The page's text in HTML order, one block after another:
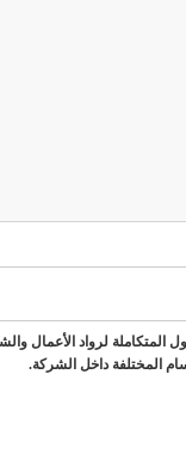
لرواد الأعمال
المختلفة داخل الشركة.